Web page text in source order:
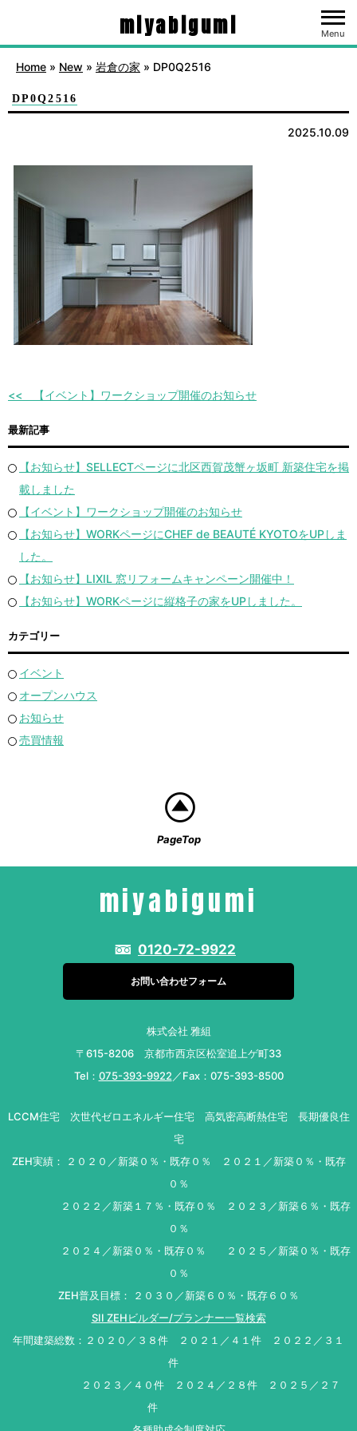
miyabigumi Menu
Home » New » 岩倉の家 » DP0Q2516
DP0Q2516
2025.10.09
【イベント】ワークショップ開催のお知らせ
最新記事
【お知らせ】SELLECTページに北区西賀茂蟹ヶ坂町 新築住宅を掲
載しました
【イベント】ワークショップ開催のお知らせ
【お知らせ】WORKページにCHEF de BEAUTÉ KYOTOをUPしま
した。
【お知らせ】LIXIL 窓リフォームキャンペーン開催中！
【お知らせ】WORKページに縦格子の家をUPしました。
カテゴリー
イベント
オープンハウス
お知らせ
売買情報
PageTop
miyabigumi
0120-72-9922
お問い合わせフォーム
株式会社 雅組
〒615-8206 京都市西京区松室追上ゲ町33
Tel： 075-393-9922 ／Fax：075-393-8500
LCCM住宅 次世代ゼロエネルギー住宅 高気密高断熱住宅 長期優良住
宅
ZEH実績： ２０２０／新築０％・既存０％ ２０２１／新築０％・既存
０％
２０２２／新築１７％・既存０％ ２０２３／新築６％・既存
０％
２０２４／新築０％・既存０％ ２０２５／新築０％・既存
０％
ZEH普及目標： ２０３０／新築６０％・既存６０％
SII ZEHビルダー/プランナー一覧検索
年間建築総数：２０２０／３８件 ２０２１／４１件 ２０２２／３１
件
２０２３／４０件 ２０２４／２８件 ２０２５／２７
件